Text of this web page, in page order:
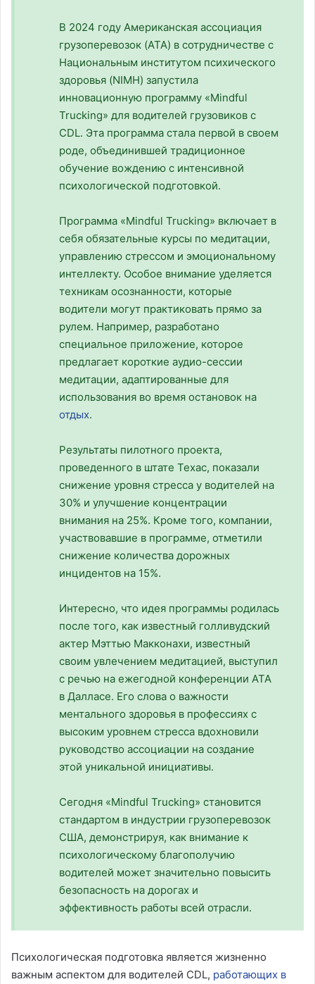
В 2024 году Американская ассоциация
грузоперевозок (ATA) в сотрудничестве с
Национальным институтом психического
здоровья (NIMH) запустила
инновационную программу «Mindful
Trucking» для водителей грузовиков с
CDL. Эта программа стала первой в своем
роде, объединившей традиционное
обучение вождению с интенсивной
психологической подготовкой.
Программа «Mindful Trucking» включает в
себя обязательные курсы по медитации,
управлению стрессом и эмоциональному
интеллекту. Особое внимание уделяется
техникам осознанности, которые
водители могут практиковать прямо за
рулем. Например, разработано
специальное приложение, которое
предлагает короткие аудио-сессии
медитации, адаптированные для
использования во время остановок на
отдых.
Результаты пилотного проекта,
проведенного в штате Техас, показали
снижение уровня стресса у водителей на
30% и улучшение концентрации
внимания на 25%. Кроме того, компании,
участвовавшие в программе, отметили
снижение количества дорожных
инцидентов на 15%.
Интересно, что идея программы родилась
после того, как известный голливудский
актер Мэттью Макконахи, известный
своим увлечением медитацией, выступил
с речью на ежегодной конференции ATA
в Далласе. Его слова о важности
ментального здоровья в профессиях с
высоким уровнем стресса вдохновили
руководство ассоциации на создание
этой уникальной инициативы.
Сегодня «Mindful Trucking» становится
стандартом в индустрии грузоперевозок
США, демонстрируя, как внимание к
психологическому благополучию
водителей может значительно повысить
безопасность на дорогах и
эффективность работы всей отрасли.
Психологическая подготовка является жизненно
важным аспектом для водителей CDL, работающих в